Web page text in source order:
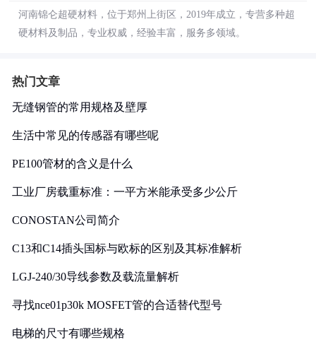
河南锦仑超硬材料，位于郑州上街区，2019年成立，专营多种超
硬材料及制品，专业权威，经验丰富，服务多领域。
热门文章
无缝钢管的常用规格及壁厚
生活中常见的传感器有哪些呢
PE100管材的含义是什么
工业厂房载重标准：一平方米能承受多少公斤
CONOSTAN公司简介
C13和C14插头国标与欧标的区别及其标准解析
LGJ-240/30导线参数及载流量解析
寻找nce01p30k MOSFET管的合适替代型号
电梯的尺寸有哪些规格